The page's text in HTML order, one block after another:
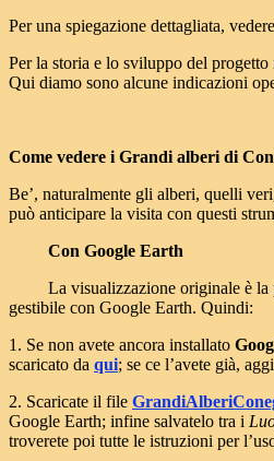
Per una spiegazione dettagliata,
Per la storia e lo sviluppo del progetto
Qui diamo sono alcune indicazioni
Come vedere i Grandi alberi di
Be’, naturalmente gli alberi, quelli
può anticipare la visita con questi
Con Google Earth
La visualizzazione originale è la
gestibile con Google Earth. Quindi:
1. Se non avete ancora installato
scaricato da qui; se ce l’avete già,
2. Scaricate il file
Google Earth; infine salvatelo tra i
troverete poi tutte le istruzioni per